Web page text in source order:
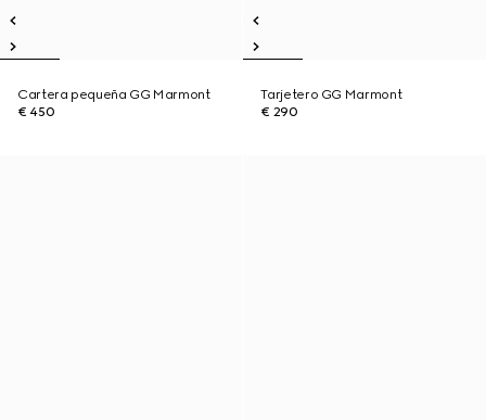
Cartera pequeña GG Marmont
€ 450
Tarjetero GG Marmont
€ 290